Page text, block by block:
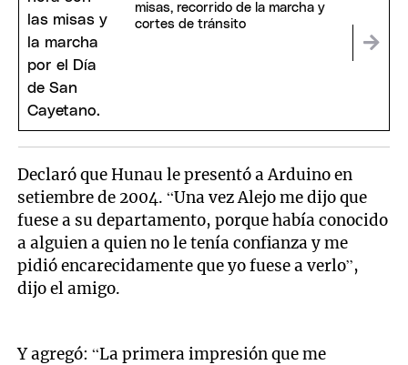
misas, recorrido de la marcha y
cortes de tránsito
Declaró que Hunau le presentó a Arduino en
setiembre de 2004. “Una vez Alejo me dijo que
fuese a su departamento, porque había conocido
a alguien a quien no le tenía confianza y me
pidió encarecidamente que yo fuese a verlo”,
dijo el amigo.
Y agregó: “La primera impresión que me